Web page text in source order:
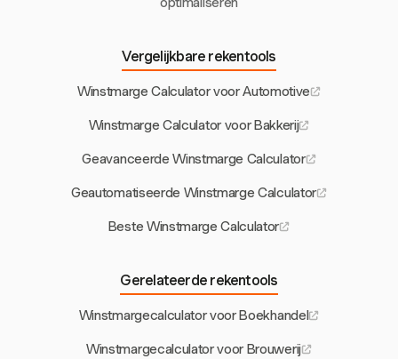
Vergelijkbare rekentools
Winstmarge Calculator voor Automotive
Winstmarge Calculator voor Bakkerij
Geavanceerde Winstmarge Calculator
Geautomatiseerde Winstmarge Calculator
Beste Winstmarge Calculator
Gerelateerde rekentools
Winstmargecalculator voor Boekhandel
Winstmargecalculator voor Brouwerij